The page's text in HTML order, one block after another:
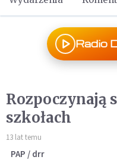
Radio
Rozpoczynają
szkołach
13 lat temu
PAP / drr